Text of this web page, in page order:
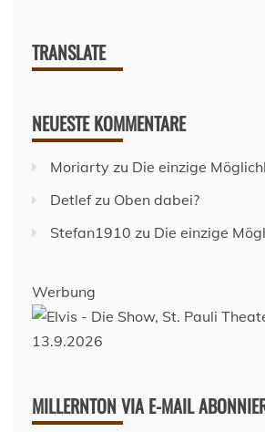
TRANSLATE
NEUESTE KOMMENTARE
Moriarty zu Die einzige
Detlefzu Oben dabei?
Stefan1910 zu Die einzige
Werbung
MILLERNTON VIA E-MAIL